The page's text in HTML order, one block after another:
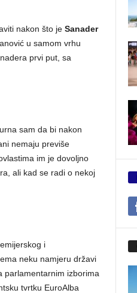
nakon što jeSanader
u samom vrhu
prvi put, sa
sam da bi nakon
nemaju previše
im je dovoljno
ali kad se radi o nekoj
i
neku namjeru državi
parlamentarnim izborima
tvrtku EuroAlba